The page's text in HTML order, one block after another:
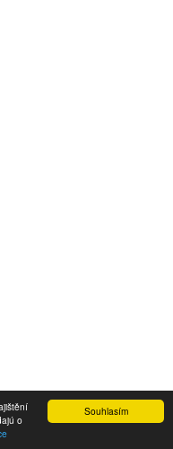
Souhlasím
o